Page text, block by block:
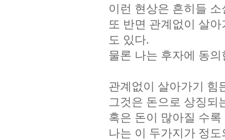
이런 현상은 흔히들
또 반면 관계없이 살
도 있다.
물론 나는 후자에 동의
관계없이 살아가기 힘
그것은 돈으로 상징되
혹은 돈이 많아질 수
나는 이 두가지가 정